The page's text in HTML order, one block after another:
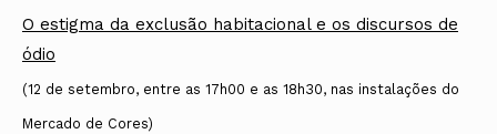
O estigma da exclusão habitacional e os discursos de
ódio
(12 de setembro, entre as 17h00 e as 18h30, nas instalações do
Mercado de Cores)